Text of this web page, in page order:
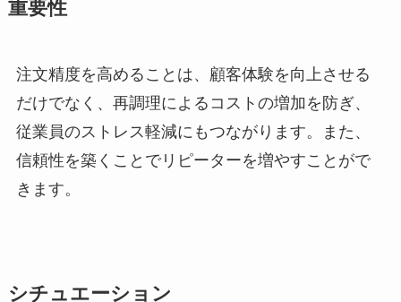
重要性
注文精度を高めることは、顧客体験を向上させる
だけでなく、再調理によるコストの増加を防ぎ、
従業員のストレス軽減にもつながります。また、
信頼性を築くことでリピーターを増やすことがで
きます。
シチュエーション